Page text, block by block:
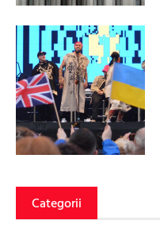
Categorii